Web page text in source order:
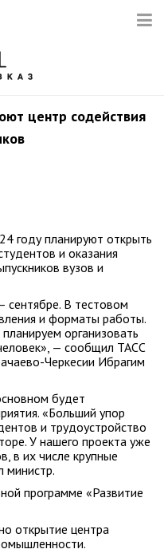
центр содействия
году планируют открыть
и оказания
вузов и
сентябре. В тестовом
и форматы работы.
организовать
— сообщил ТАСС
Черкесии Ибрагим
будет
«Больший упор
и трудоустройство
У нашего проекта уже
в их числе крупные
министр.
программе «Развитие
открытие центра